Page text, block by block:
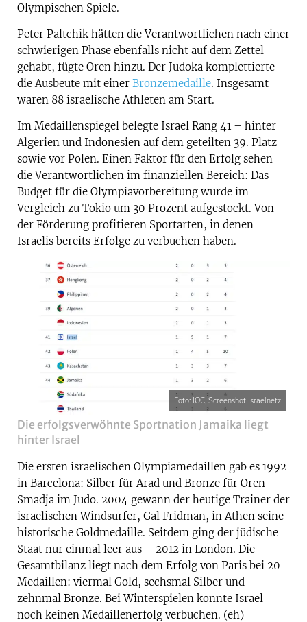
Olympischen Spiele.
Peter Paltchik hätten die Verantwortlichen nach einer
schwierigen Phase ebenfalls nicht auf dem Zettel
gehabt, fügte Oren hinzu. Der Judoka komplettierte
die Ausbeute mit einer Bronzemedaille. Insgesamt
waren 88 israelische Athleten am Start.
Im Medaillenspiegel belegte Israel Rang 41 – hinter
Algerien und Indonesien auf dem geteilten 39. Platz
sowie vor Polen. Einen Faktor für den Erfolg sehen
die Verantwortlichen im finanziellen Bereich: Das
Budget für die Olympiavorbereitung wurde im
Vergleich zu Tokio um 30 Prozent aufgestockt. Von
der Förderung profitieren Sportarten, in denen
Israelis bereits Erfolge zu verbuchen haben.
Foto: IOC, Screenshot Israelnetz
Die erfolgsverwöhnte Sportnation Jamaika liegt
hinter Israel
Die ersten israelischen Olympiamedaillen gab es 1992
in Barcelona: Silber für Arad und Bronze für Oren
Smadja im Judo. 2004 gewann der heutige Trainer der
israelischen Windsurfer, Gal Fridman, in Athen seine
historische Goldmedaille. Seitdem ging der jüdische
Staat nur einmal leer aus – 2012 in London. Die
Gesamtbilanz liegt nach dem Erfolg von Paris bei 20
Medaillen: viermal Gold, sechsmal Silber und
zehnmal Bronze. Bei Winterspielen konnte Israel
noch keinen Medaillenerfolg verbuchen. (eh)